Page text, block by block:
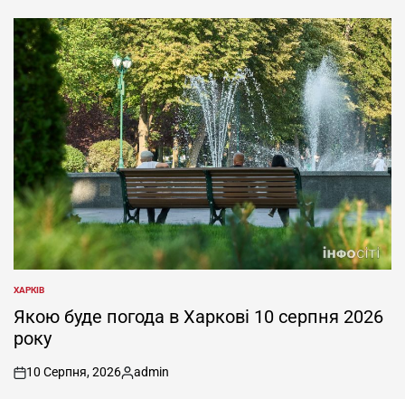
ОПУБЛІКУВАТИ
У
ХАРКІВ
Якою буде погода в Харкові 10 серпня 2026
року
on
10 Серпня, 2026
Опубліковано
admin